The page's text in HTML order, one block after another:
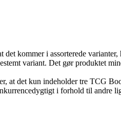
det kommer i assorterede
variant. Det gør produktet
at det kun indeholder tre TCG
i forhold til andre